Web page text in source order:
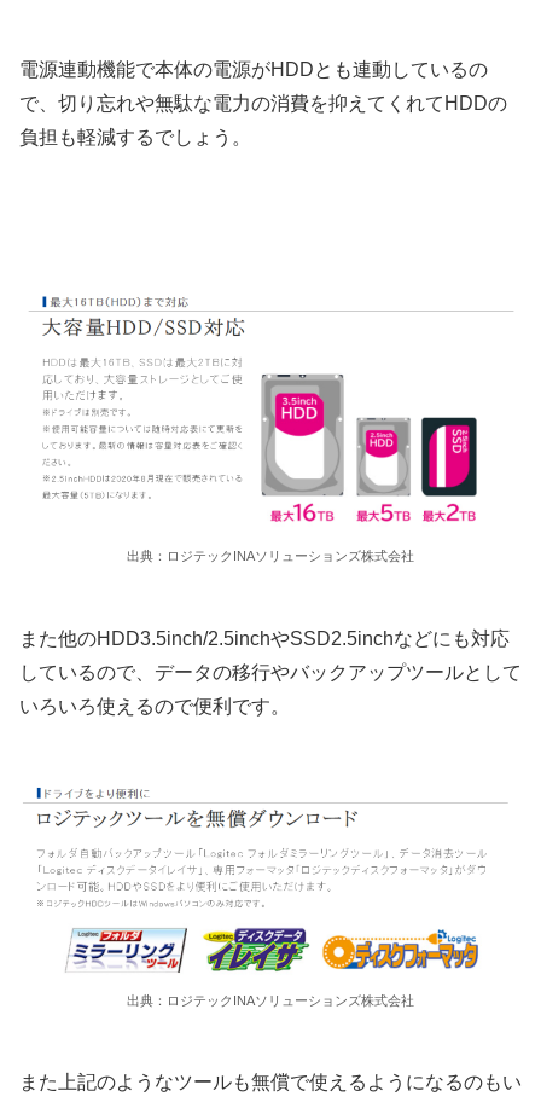
電源連動機能で本体の電源がHDDとも連動しているの
で、切り忘れや無駄な電力の消費を抑えてくれてHDDの
負担も軽減するでしょう。
出典：ロジテックINAソリューションズ株式会社
また他のHDD3.5inch/2.5inchやSSD2.5inchなどにも対応
しているので、データの移行やバックアップツールとして
いろいろ使えるので便利です。
出典：ロジテックINAソリューションズ株式会社
また上記のようなツールも無償で使えるようになるのもい